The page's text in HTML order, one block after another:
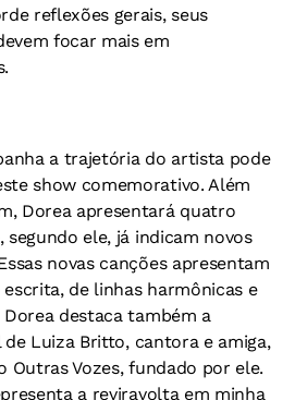
reflexões gerais, seus
focar mais em
a trajetória do artista pode
show comemorativo. Além
Dorea apresentará quatro
segundo ele, já indicam novos
novas canções apresentam
de linhas harmônicas e
destaca também a
Luiza Britto, cantora e amiga,
Outras Vozes, fundado por ele.
a reviravolta em minha